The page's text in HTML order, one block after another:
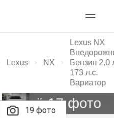
Lexus NX
Lexus NX
Бензин 2,0
173 л.с.
Вариатор
19 фото
Ещё 17 фото